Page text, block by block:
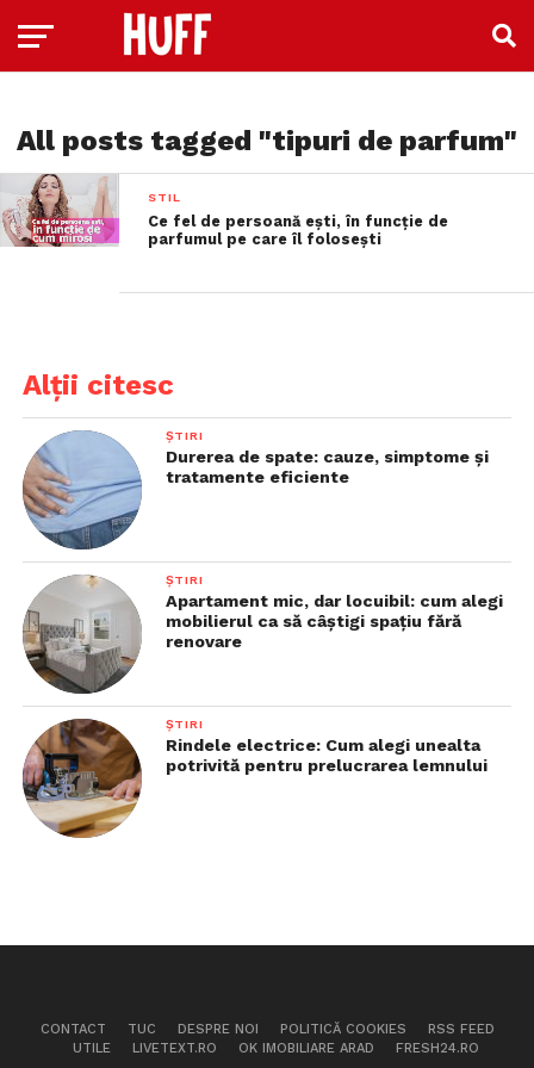
All posts tagged "tipuri de parfum"
STIL
Ce fel de persoană ești, în funcție de
parfumul pe care îl folosești
Alții citesc
ȘTIRI
Durerea de spate: cauze, simptome și
tratamente eficiente
ȘTIRI
Apartament mic, dar locuibil: cum alegi
mobilierul ca să câștigi spațiu fără
renovare
ȘTIRI
Rindele electrice: Cum alegi unealta
potrivită pentru prelucrarea lemnului
CONTACT TUC DESPRE NOI POLITICĂ COOKIES
RSS FEED
UTILE
LIVETEXT.RO OK IMOBILIARE ARAD FRESH24.RO